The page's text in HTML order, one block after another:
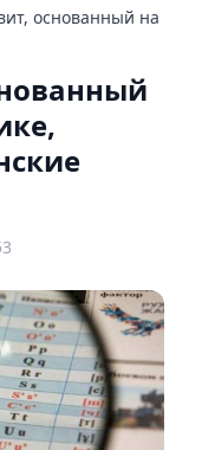
основанный на